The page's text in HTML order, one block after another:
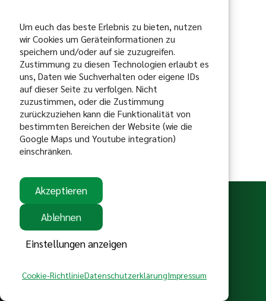
Um euch das beste Erlebnis zu bieten, nutzen
wir Cookies um Geräteinformationen zu
speichern und/oder auf sie zuzugreifen.
Zustimmung zu diesen Technologien erlaubt es
uns, Daten wie Suchverhalten oder eigene IDs
auf dieser Seite zu verfolgen. Nicht
zuzustimmen, oder die Zustimmung
zurückzuziehen kann die Funktionalität von
bestimmten Bereichen der Website (wie die
Google Maps und Youtube integration)
einschränken.
Akzeptieren
Ablehnen
Einstellungen anzeigen
Cookie-RichtlinieDatenschutzerklärungImpressum
gefördert vom:
Copyright @ 2026 - MSC Bittenfeld